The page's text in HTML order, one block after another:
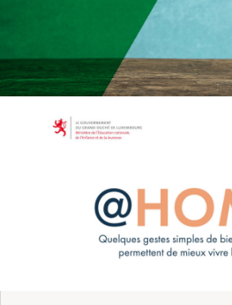
Structures syndicales
Assistance au Travail
Assistance en vie privée